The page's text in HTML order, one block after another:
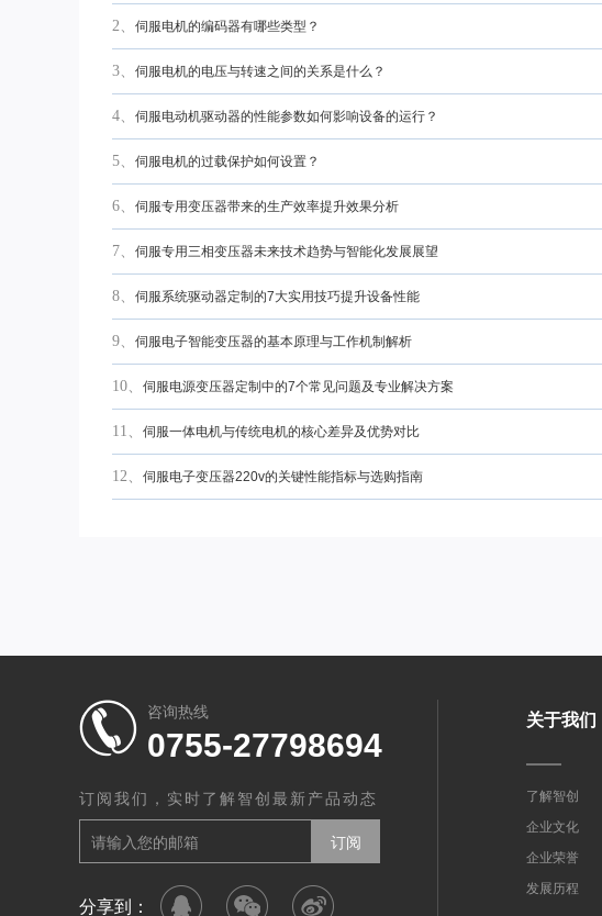
2、 伺服电机的编码器有哪些类型？
3、 伺服电机的电压与转速之间的关系是什么？
4、 伺服电动机驱动器的性能参数如何影响设备的运行？
5、 伺服电机的过载保护如何设置？
6、 伺服专用变压器带来的生产效率提升效果分析
7、 伺服专用三相变压器未来技术趋势与智能化发展展望
8、 伺服系统驱动器定制的7大实用技巧提升设备性能
9、 伺服电子智能变压器的基本原理与工作机制解析
10、 伺服电源变压器定制中的7个常见问题及专业解决方案
11、 伺服一体电机与传统电机的核心差异及优势对比
12、 伺服电子变压器220v的关键性能指标与选购指南
咨询热线
0755-27798694
订阅我们，实时了解智创最新产品动态
分享到：
关于我们
了解智创
企业文化
企业荣誉
发展历程